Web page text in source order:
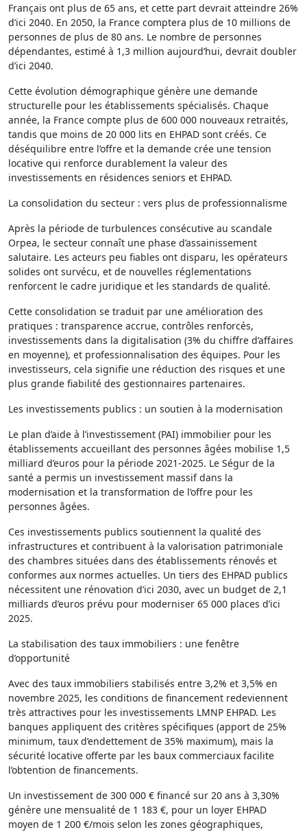
Français ont plus de 65 ans, et cette part devrait atteindre 26%
d’ici 2040. En 2050, la France comptera plus de 10 millions de
personnes de plus de 80 ans. Le nombre de personnes
dépendantes, estimé à 1,3 million aujourd’hui, devrait doubler
d’ici 2040.
Cette évolution démographique génère une demande
structurelle pour les établissements spécialisés. Chaque
année, la France compte plus de 600 000 nouveaux retraités,
tandis que moins de 20 000 lits en EHPAD sont créés. Ce
déséquilibre entre l’offre et la demande crée une tension
locative qui renforce durablement la valeur des
investissements en résidences seniors et EHPAD.
La consolidation du secteur : vers plus de professionnalisme
Après la période de turbulences consécutive au scandale
Orpea, le secteur connaît une phase d’assainissement
salutaire. Les acteurs peu fiables ont disparu, les opérateurs
solides ont survécu, et de nouvelles réglementations
renforcent le cadre juridique et les standards de qualité.
Cette consolidation se traduit par une amélioration des
pratiques : transparence accrue, contrôles renforcés,
investissements dans la digitalisation (3% du chiffre d’affaires
en moyenne), et professionnalisation des équipes. Pour les
investisseurs, cela signifie une réduction des risques et une
plus grande fiabilité des gestionnaires partenaires.
Les investissements publics : un soutien à la modernisation
Le plan d’aide à l’investissement (PAI) immobilier pour les
établissements accueillant des personnes âgées mobilise 1,5
milliard d’euros pour la période 2021-2025. Le Ségur de la
santé a permis un investissement massif dans la
modernisation et la transformation de l’offre pour les
personnes âgées.
Ces investissements publics soutiennent la qualité des
infrastructures et contribuent à la valorisation patrimoniale
des chambres situées dans des établissements rénovés et
conformes aux normes actuelles. Un tiers des EHPAD publics
nécessitent une rénovation d’ici 2030, avec un budget de 2,1
milliards d’euros prévu pour moderniser 65 000 places d’ici
2025.
La stabilisation des taux immobiliers : une fenêtre
d’opportunité
Avec des taux immobiliers stabilisés entre 3,2% et 3,5% en
novembre 2025, les conditions de financement redeviennent
très attractives pour les investissements LMNP EHPAD. Les
banques appliquent des critères spécifiques (apport de 25%
minimum, taux d’endettement de 35% maximum), mais la
sécurité locative offerte par les baux commerciaux facilite
l’obtention de financements.
Un investissement de 300 000 € financé sur 20 ans à 3,30%
génère une mensualité de 1 183 €, pour un loyer EHPAD
moyen de 1 200 €/mois selon les zones géographiques,